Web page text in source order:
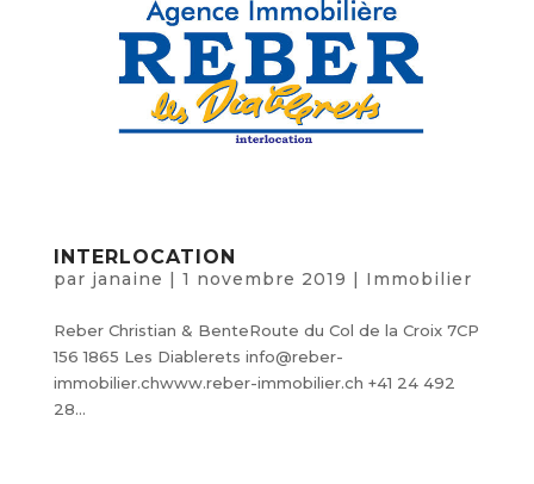
INTERLOCATION
par janaine | 1 novembre 2019 | Immobilier
Reber Christian & BenteRoute du Col de la Croix 7CP
156 1865 Les Diablerets info@reber-
immobilier.chwww.reber-immobilier.ch +41 24 492
28...